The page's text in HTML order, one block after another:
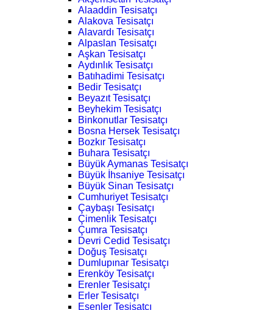
Alaaddin Tesisatçı
Alakova Tesisatçı
Alavardı Tesisatçı
Alpaslan Tesisatçı
Aşkan Tesisatçı
Aydınlık Tesisatçı
Batıhadimi Tesisatçı
Bedir Tesisatçı
Beyazıt Tesisatçı
Beyhekim Tesisatçı
Binkonutlar Tesisatçı
Bosna Hersek Tesisatçı
Bozkır Tesisatçı
Buhara Tesisatçı
Büyük Aymanas Tesisatçı
Büyük İhsaniye Tesisatçı
Büyük Sinan Tesisatçı
Cumhuriyet Tesisatçı
Çaybaşı Tesisatçı
Çimenlik Tesisatçı
Çumra Tesisatçı
Devri Cedid Tesisatçı
Doğuş Tesisatçı
Dumlupınar Tesisatçı
Erenköy Tesisatçı
Erenler Tesisatçı
Erler Tesisatçı
Esenler Tesisatçı